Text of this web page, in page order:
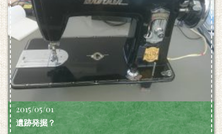
2015/05/01
遺跡発掘？